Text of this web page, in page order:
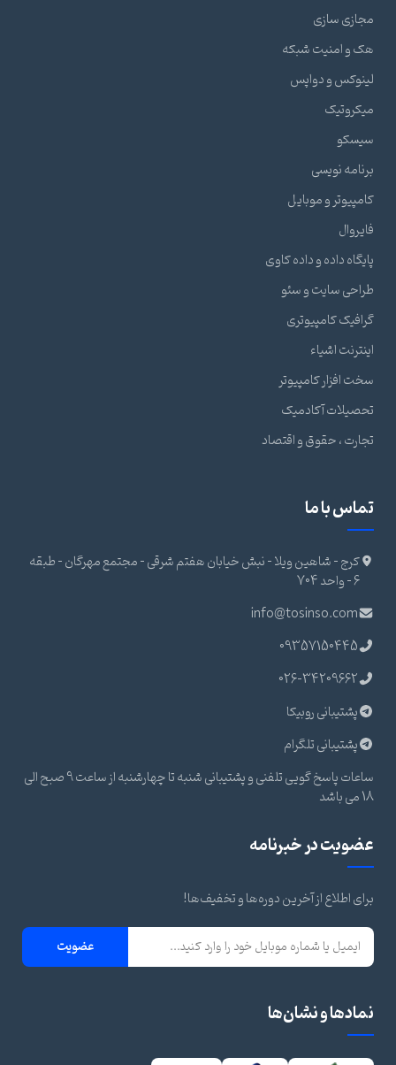
مجازی سازی
هک و امنیت شبکه
لینوکس و دواپس
میکروتیک
سیسکو
برنامه نویسی
کامپیوتر و موبایل
فایروال
پایگاه داده و داده کاوی
طراحی سایت و سئو
گرافیک کامپیوتری
اینترنت اشیاء
سخت افزار کامپیوتر
تحصیلات آکادمیک
تجارت ، حقوق و اقتصاد
تماس با ما
کرج - شاهین ویلا - نبش خیابان هفتم شرقی - مجتمع مهرگان - طبقه
6 - واحد 704
info@tosinso.com
09357150445
026-34209662
پشتیبانی روبیکا
پشتیبانی تلگرام
ساعات پاسخ گویی تلفنی و پشتیبانی شنبه تا چهارشنبه از ساعت 9 صبح الی
18 می باشد
عضویت در خبرنامه
برای اطلاع از آخرین دوره‌ها و تخفیف‌ها!
عضویت
نمادها و نشان‌ها